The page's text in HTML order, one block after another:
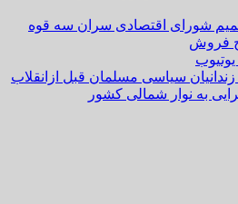
اقتصادی سران سه قوه
سیاسی مسلمان قبل ازانقلاب
شمالی کشور